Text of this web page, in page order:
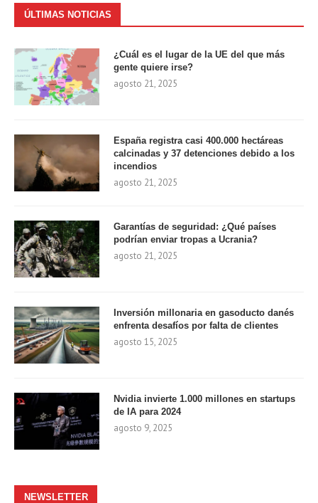
ÚLTIMAS NOTICIAS
¿Cuál es el lugar de la UE del que más
gente quiere irse?
agosto 21, 2025
España registra casi 400.000 hectáreas
calcinadas y 37 detenciones debido a los
incendios
agosto 21, 2025
Garantías de seguridad: ¿Qué países
podrían enviar tropas a Ucrania?
agosto 21, 2025
Inversión millonaria en gasoducto danés
enfrenta desafíos por falta de clientes
agosto 15, 2025
Nvidia invierte 1.000 millones en startups
de IA para 2024
agosto 9, 2025
NEWSLETTER